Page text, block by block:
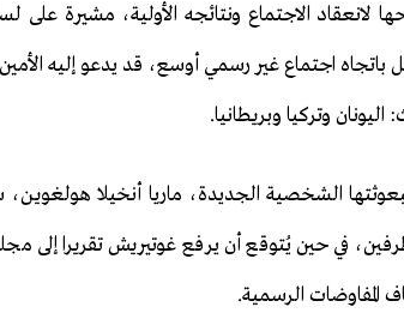
لانعقاد الاجتماع ونتائجه الأولية، مشيرة
باتجاه اجتماع غير رسمي أوسع، قد يدعو إليه
وتركيا وبريطانيا.
الشخصية الجديدة، ماريا أنخيلا
في حين يُتوقع أن يرفع غوتيريش تقريرا إلى
المفاوضات الرسمية.